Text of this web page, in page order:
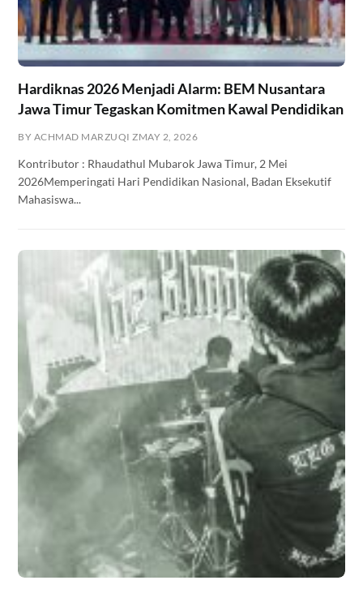
Hardiknas 2026 Menjadi Alarm: BEM Nusantara
Jawa Timur Tegaskan Komitmen Kawal Pendidikan
BY ACHMAD MARZUQI ZMAY 2, 2026
Kontributor : Rhaudathul Mubarok Jawa Timur, 2 Mei
2026Memperingati Hari Pendidikan Nasional, Badan Eksekutif
Mahasiswa...